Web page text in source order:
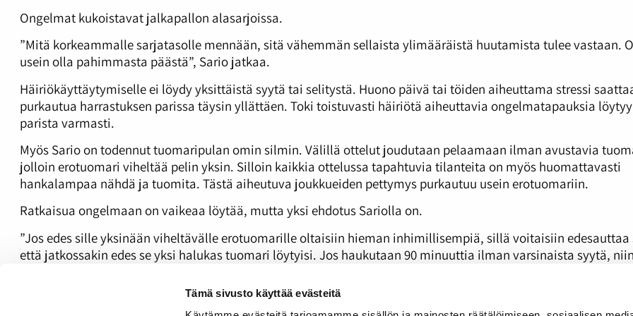
Tämä sivusto käyttää evästeitä
Ongelmat kukoistavat jalkapallon alasarjoissa.
”Mitä korkeammalle sarjatasolle mennään, sitä vähemmän sellaista ylimääräistä huutamista tulee vastaan.
usein olla pahimmasta päästä”, Sario jatkaa.
Häiriökäyttäytymiselle ei löydy yksittäistä syytä tai selitystä. Huono päivä tai töiden aiheuttama stressi
purkautua harrastuksen parissa täysin yllättäen. Toki toistuvasti häiriötä aiheuttavia ongelmatapauksia
parista varmasti.
Myös Sario on todennut tuomaripulan omin silmin. Välillä ottelut joudutaan pelaamaan ilman avustavia
jolloin erotuomari viheltää pelin yksin. Silloin kaikkia ottelussa tapahtuvia tilanteita on myös huomattavasti
hankalampaa nähdä ja tuomita. Tästä aiheutuva joukkueiden pettymys purkautuu usein erotuomariin.
Ratkaisua ongelmaan on vaikeaa löytää, mutta yksi ehdotus Sariolla on.
”Jos edes sille yksinään viheltävälle erotuomarille oltaisiin hieman inhimillisempiä, sillä voitaisiin edesauttaa
että jatkossakin edes se yksi halukas tuomari löytyisi. Jos haukutaan 90 minuuttia ilman varsinaista syytä,